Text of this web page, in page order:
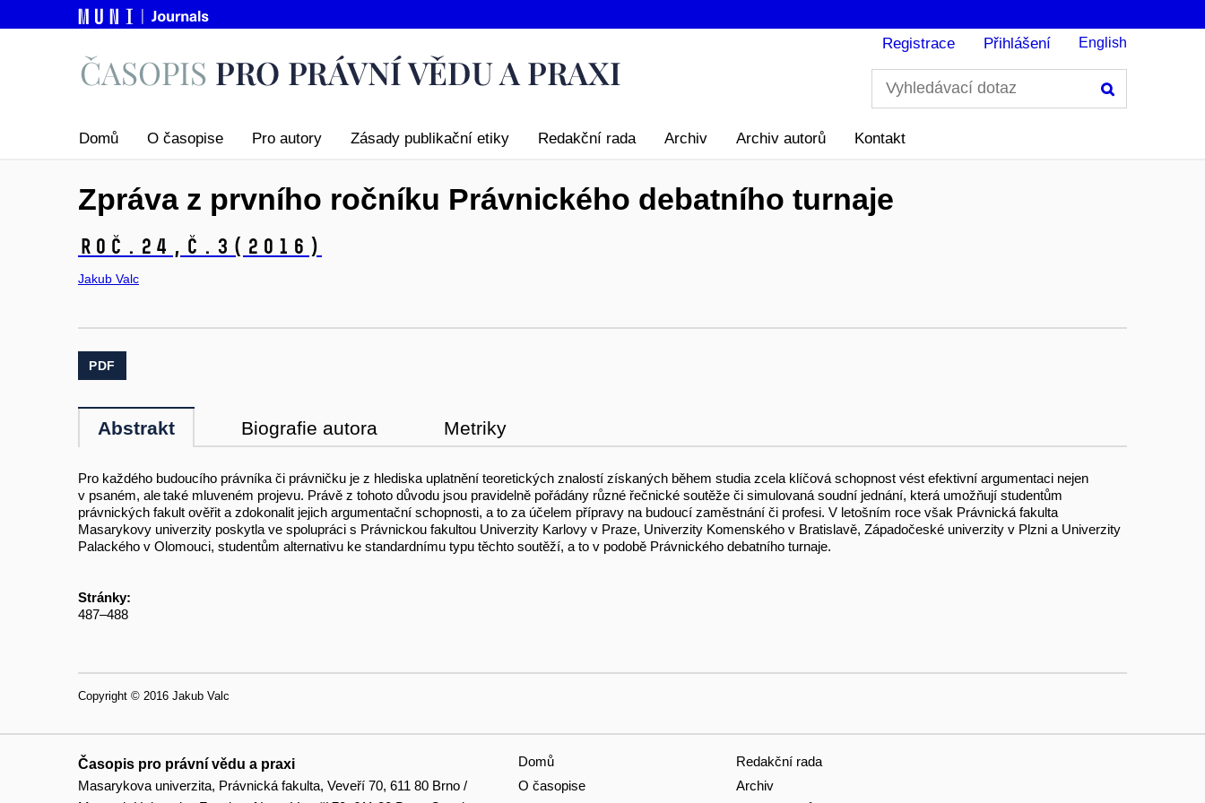
Registrace Přihlášení English
Domů O časopise Pro autory Zásady publikační etiky Redakční rada Archiv Archiv autorů Kontakt
Zpráva z prvního ročníku Právnického debatního turnaje
Roč.24, č.3 (2016)
Jakub Valc
PDF
Abstrakt Biografie autora Metriky
Pro každého budoucího právníka či právničku je z hlediska uplatnění teoretických znalostí získaných během studia zcela klíčová schopnost vést efektivní argumentaci nejen
v psaném, ale také mluveném projevu. Právě z tohoto důvodu jsou pravidelně pořádány různé řečnické soutěže či simulovaná soudní jednání, která umožňují studentům
právnických fakult ověřit a zdokonalit jejich argumentační schopnosti, a to za účelem přípravy na budoucí zaměstnání či profesi. V letošním roce však Právnická fakulta
Masarykovy univerzity poskytla ve spolupráci s Právnickou fakultou Univerzity Karlovy v Praze, Univerzity Komenského v Bratislavě, Západočeské univerzity v Plzni a Univerzity
Palackého v Olomouci, studentům alternativu ke standardnímu typu těchto soutěží, a to v podobě Právnického debatního turnaje.
Stránky:
487–488
Copyright © 2016 Jakub Valc
Časopis pro právní vědu a praxi
Masarykova univerzita, Právnická fakulta, Veveří 70, 611 80 Brno /
Domů
O časopise
Redakční rada
Archiv